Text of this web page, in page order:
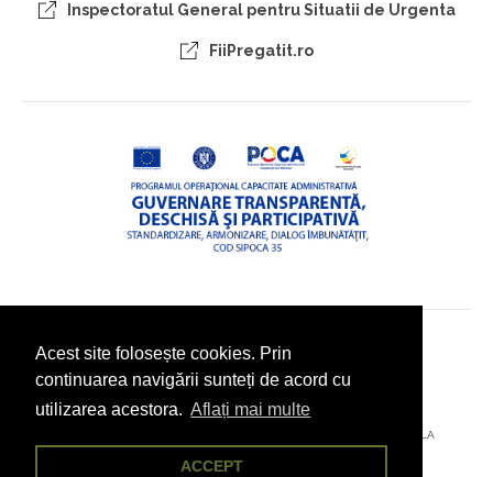
Acest site folosește cookies. Prin
continuarea navigării sunteți de acord cu
utilizarea acestora. Aflați mai multe
ACCEPT
Inspectoratul General pentru Situatii de Urgenta
FiiPregatit.ro
© 2026 - PRIMĂRIA COMUNEI POJORÂTA, JUDEȚUL SUCEAVA
AȚI ÎNTÂMPINAT O PROBLEMĂ TEHNICĂ? TRIMITEȚI-NE UN EMAIL LA
POJORÂTA@CITYDESK.EU